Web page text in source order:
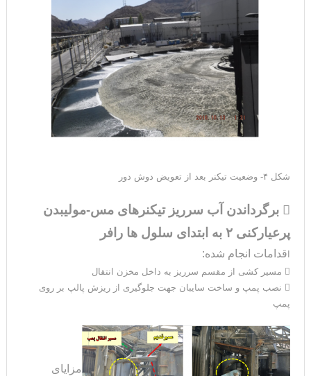
شکل ۴- وضعیت تیکنر بعد از تعویض دوش دور
 برگرداندن آب سرریز تیکنرهای مس-مولیبدن
پرعیارکنی ۲ به ابتدای سلول ها رافر
قدامات انجام شده:
 مسیر کشی از مقسم سرریز به داخل مخزن انتقال
 نصب پمپ و ساخت سایبان جهت جلوگیری از ریزش پالپ بر روی
پمپ
مزایای